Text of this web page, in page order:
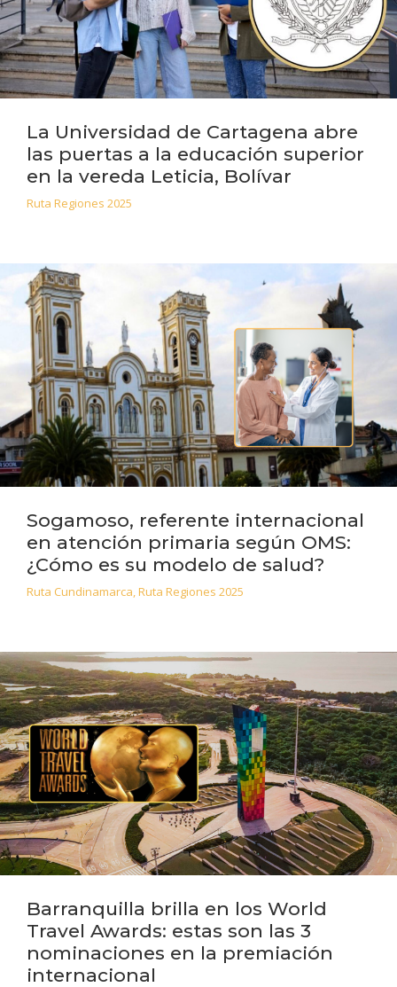
La Universidad de Cartagena abre
las puertas a la educación superior
en la vereda Leticia, Bolívar
Ruta Regiones 2025
Sogamoso, referente internacional
en atención primaria según OMS:
¿Cómo es su modelo de salud?
Ruta Cundinamarca,Ruta Regiones 2025
Barranquilla brilla en los World
Travel Awards: estas son las 3
nominaciones en la premiación
internacional